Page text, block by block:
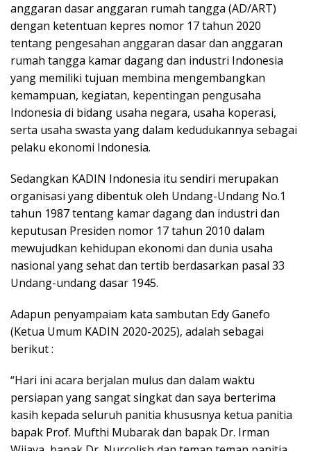
anggaran dasar anggaran rumah tangga (AD/ART)
dengan ketentuan kepres nomor 17 tahun 2020
tentang pengesahan anggaran dasar dan anggaran
rumah tangga kamar dagang dan industri Indonesia
yang memiliki tujuan membina mengembangkan
kemampuan, kegiatan, kepentingan pengusaha
Indonesia di bidang usaha negara, usaha koperasi,
serta usaha swasta yang dalam kedudukannya sebagai
pelaku ekonomi Indonesia.
Sedangkan KADIN Indonesia itu sendiri merupakan
organisasi yang dibentuk oleh Undang-Undang No.1
tahun 1987 tentang kamar dagang dan industri dan
keputusan Presiden nomor 17 tahun 2010 dalam
mewujudkan kehidupan ekonomi dan dunia usaha
nasional yang sehat dan tertib berdasarkan pasal 33
Undang-undang dasar 1945.
Adapun penyampaiam kata sambutan Edy Ganefo
(Ketua Umum KADIN 2020-2025), adalah sebagai
berikut :
“Hari ini acara berjalan mulus dan dalam waktu
persiapan yang sangat singkat dan saya berterima
kasih kepada seluruh panitia khususnya ketua panitia
bapak Prof. Mufthi Mubarak dan bapak Dr. Irman